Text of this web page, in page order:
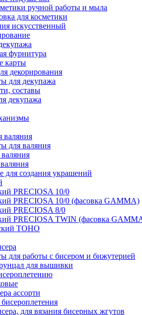
ручной работы и мыла
для косметики
искусственный
фурнитура
карты
декорирования
для декупажа
составы
декупажа
валяния
для валяния
для создания украшений
PRECIOSA 10/0
PRECIOSA 10/0 (фасовка GAMMA)
PRECIOSA 8/0
PRECIOSA TWIN (фасовка
TOHO
для работы с бисером и бижутерией
для вышивки
ассорти
для вязания бисерных жгутов